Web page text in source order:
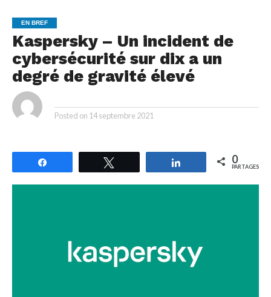
EN BREF
Kaspersky – Un incident de
cybersécurité sur dix a un
degré de gravité élevé
Posted on 14 septembre 2021
Partagez 0
PARTAGES